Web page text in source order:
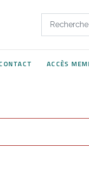
ACCÈS